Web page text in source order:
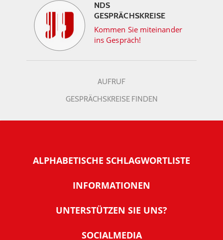
NDS
GESPRÄCHSKREISE
Kommen Sie miteinander
ins Gespräch!
AUFRUF
GESPRÄCHSKREISE FINDEN
ALPHABETISCHE SCHLAGWORTLISTE
INFORMATIONEN
Warum NachDenkSeiten
UNTERSTÜTZEN SIE UNS?
SOCIALMEDIA